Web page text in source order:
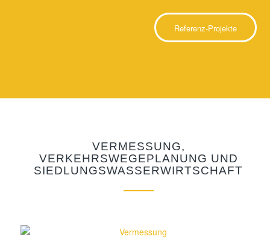
Referenz-Projekte
VERMESSUNG,
VERKEHRSWEGEPLANUNG UND
SIEDLUNGSWASSERWIRTSCHAFT